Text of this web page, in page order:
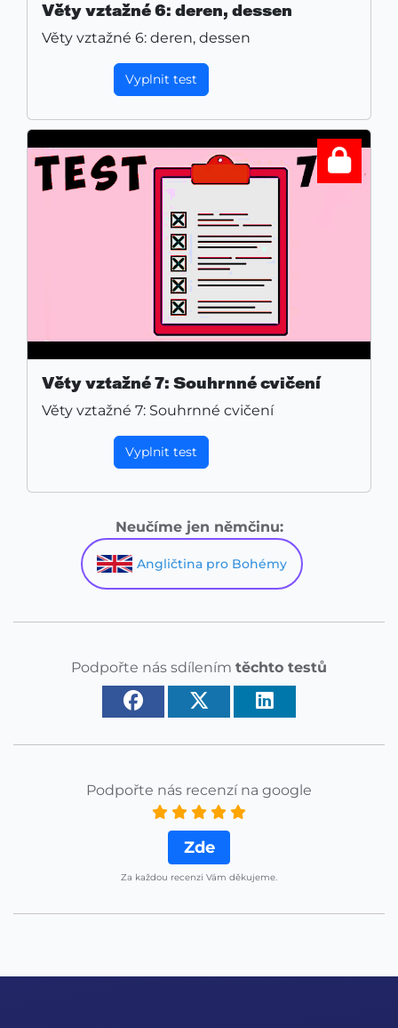
Věty vztažné 6: deren, dessen
Věty vztažné 6: deren, dessen
Vyplnit test
Věty vztažné 7: Souhrnné cvičení
Věty vztažné 7: Souhrnné cvičení
Vyplnit test
Neučíme jen němčinu:
Angličtina pro Bohémy
Podpořte nás sdílením těchto testů
Podpořte nás recenzí na google
Zde
Za každou recenzi Vám děkujeme.